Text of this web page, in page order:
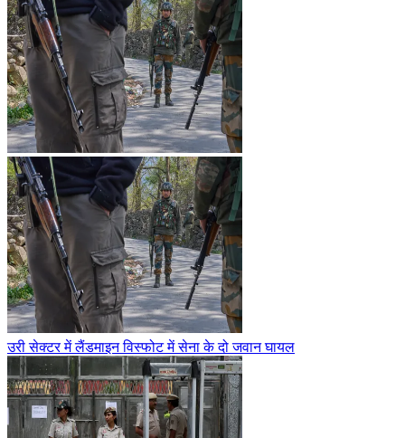
उरी सेक्टर में लैंडमाइन विस्फोट में सेना के दो जवान घायल